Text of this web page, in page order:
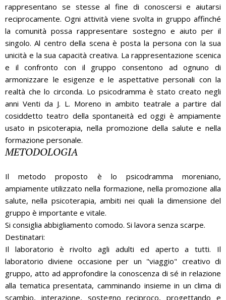
rappresentano se stesse al fine di conoscersi e aiutarsi
reciprocamente. Ogni attività viene svolta in gruppo affinché
la comunità possa rappresentare sostegno e aiuto per il
singolo. Al centro della scena è posta la persona con la sua
unicità e la sua capacità creativa. La rappresentazione scenica
e il confronto con il gruppo consentono ad ognuno di
armonizzare le esigenze e le aspettative personali con la
realtà che lo circonda. Lo psicodramma è stato creato negli
anni Venti da J. L. Moreno in ambito teatrale a partire dal
cosiddetto teatro della spontaneità ed oggi è ampiamente
usato in psicoterapia, nella promozione della salute e nella
formazione personale.
METODOLOGIA
Il metodo proposto è lo psicodramma moreniano,
ampiamente utilizzato nella formazione, nella promozione alla
salute, nella psicoterapia, ambiti nei quali la dimensione del
gruppo è importante e vitale.
Si consiglia abbigliamento comodo. Si lavora senza scarpe.
Destinatari:
Il laboratorio è rivolto agli adulti ed aperto a tutti. Il
laboratorio diviene occasione per un "viaggio" creativo di
gruppo, atto ad approfondire la conoscenza di sé in relazione
alla tematica presentata, camminando insieme in un clima di
scambio, interazione, sostegno reciproco, progettando e